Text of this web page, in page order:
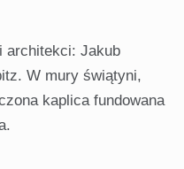
architekci: Jakub
W mury świątyni,
kaplica fundowana